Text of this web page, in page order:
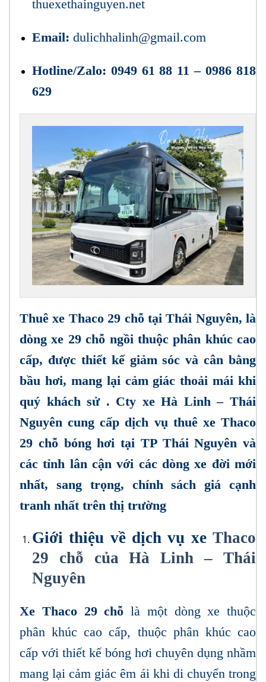
thuexethainguyen.net
Email: dulichhalinh@gmail.com
Hotline/Zalo: 0949 61 88 11 – 0986 818
629
Thuê xe Thaco 29 chỗ tại Thái Nguyên, là
dòng xe 29 chỗ ngồi thuộc phân khúc cao
cấp, được thiết kế giảm sóc và cân bằng
bầu hơi, mang lại cảm giác thoải mái khi
quý khách sử . Cty xe Hà Linh – Thái
Nguyên cung cấp dịch vụ thuê xe Thaco
29 chỗ bóng hơi tại TP Thái Nguyên và
các tỉnh lân cận với các dòng xe đời mới
nhất, sang trọng, chính sách giá cạnh
tranh nhất trên thị trường
Giới thiệu về dịch vụ xe Thaco
29 chỗ của Hà Linh – Thái
Nguyên
Xe Thaco 29 chỗ là một dòng xe thuộc
phân khúc cao cấp, thuộc phân khúc cao
cấp với thiết kế bóng hơi chuyên dụng nhầm
mang lại cảm giác êm ái khi di chuyển trong